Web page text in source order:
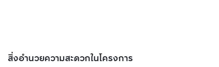
สิ่งอำนวยความสะดวกในโครงการ